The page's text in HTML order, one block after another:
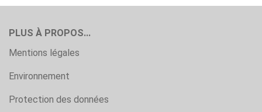
PLUS À PROPOS...
Mentions légales
Environnement
Protection des données